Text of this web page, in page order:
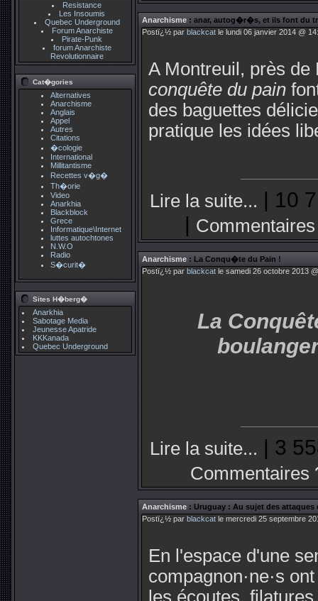
Resistance
Les Insoumis
Quebec Underground
Forum Anarchiste
Pirate-Punk
forum Anarchiste
Revolutionnaire
Cat�gories
Alternatives
Anarchisme
Anglais
Appel
Autres
Citations
�cologie
International
Millitantisme
Recettes v�g�
Th�orie
Video
Anarkhia
Blackblock
Grece
Informatique\Internet
luttes autochtones
N.W.O
Radio
S�curit�
Sites H�berg�
Anarkhia
Sabotage Media
Jeunesse Apatride
KKKanada
Quebec Underground
Anarchisme : anar, autog�r�s, et ils font du
Postï¿½ par blackcat le lundi 06 janvier 2014 @
A Montreuil, près
conquête du pain
des baguettes
pratique les idées
Lire la suite... | 10
|
Anarchisme : La Conqu�te du Pain !
Postï¿½ par blackcat le samedi 26 octobre 2013
La
Lire la suite... | 3
Commentaires
Anarchisme : Uruguay : Au sujet des
Postï¿½ par blackcat le mercredi 25 septembre
En l'espace d'une
compagnon·ne·s
les écoutes,